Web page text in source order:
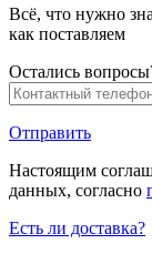
Всё, что нужно
как поставляем
Остались
Отправить
Настоящим
данных, согласно
Есть ли доставка?